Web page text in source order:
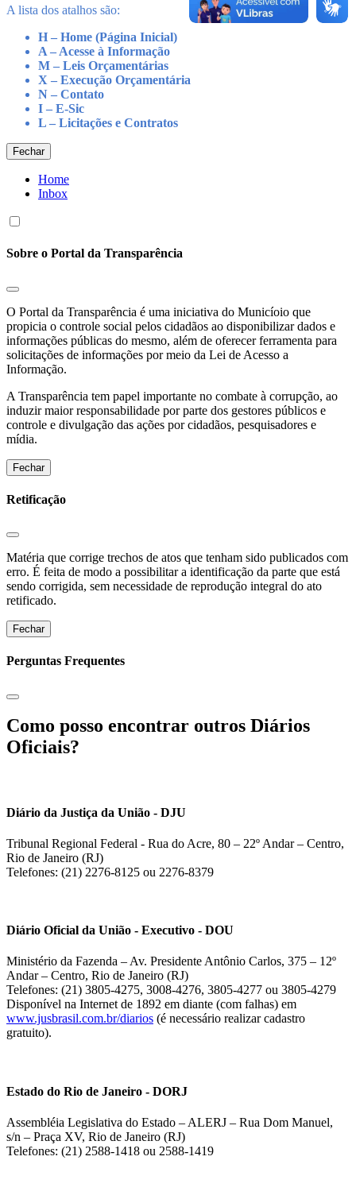
A lista dos atalhos são:
H – Home (Página Inicial)
A – Acesse à Informação
M – Leis Orçamentárias
X – Execução Orçamentária
N – Contato
I – E-Sic
L – Licitações e Contratos
Fechar
Home
Inbox
Sobre o Portal da Transparência
O Portal da Transparência é uma iniciativa do Municíoio que
propicia o controle social pelos cidadãos ao disponibilizar dados e
informações públicas do mesmo, além de oferecer ferramenta para
solicitações de informações por meio da Lei de Acesso a
Informação.
A Transparência tem papel importante no combate à corrupção, ao
induzir maior responsabilidade por parte dos gestores públicos e
controle e divulgação das ações por cidadãos, pesquisadores e
mídia.
Fechar
Retificação
Matéria que corrige trechos de atos que tenham sido publicados com
erro. É feita de modo a possibilitar a identificação da parte que está
sendo corrigida, sem necessidade de reprodução integral do ato
retificado.
Fechar
Perguntas Frequentes
Como posso encontrar outros Diários
Oficiais?
Diário da Justiça da União - DJU
Tribunal Regional Federal - Rua do Acre, 80 – 22º Andar – Centro,
Rio de Janeiro (RJ)
Telefones: (21) 2276-8125 ou 2276-8379
Diário Oficial da União - Executivo - DOU
Ministério da Fazenda – Av. Presidente Antônio Carlos, 375 – 12º
Andar – Centro, Rio de Janeiro (RJ)
Telefones: (21) 3805-4275, 3008-4276, 3805-4277 ou 3805-4279
Disponível na Internet de 1892 em diante (com falhas) em
www.jusbrasil.com.br/diarios (é necessário realizar cadastro
gratuito).
Estado do Rio de Janeiro - DORJ
Assembléia Legislativa do Estado – ALERJ – Rua Dom Manuel,
s/n – Praça XV, Rio de Janeiro (RJ)
Telefones: (21) 2588-1418 ou 2588-1419